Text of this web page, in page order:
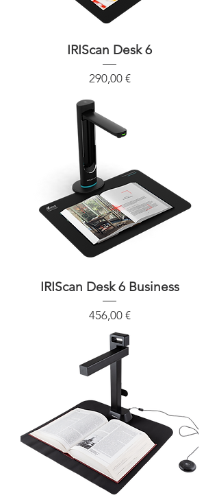
IRIScan Desk 6
Precio
290,00 €
IRIScan Desk 6 Business
Precio
456,00 €